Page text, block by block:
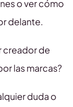
o ver cómo
delante.
creador de
las marcas?
duda o